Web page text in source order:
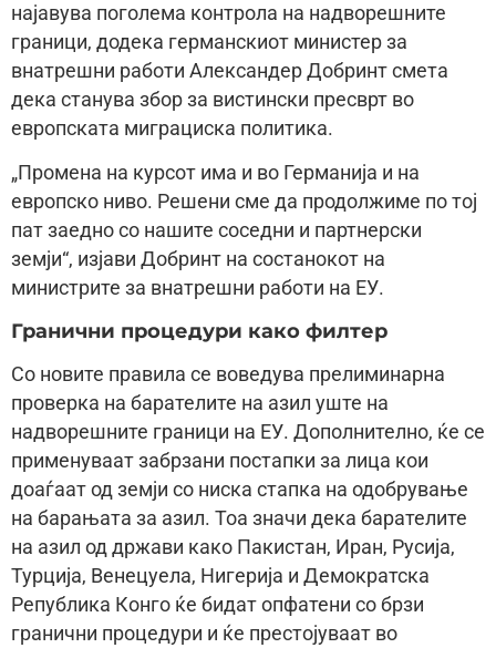
најавува поголема контрола на надворешните
граници, додека германскиот министер за
внатрешни работи Александер Добринт смета
дека станува збор за вистински пресврт во
европската миграциска политика.
„Промена на курсот има и во Германија и на
европско ниво. Решени сме да продолжиме по тој
пат заедно со нашите соседни и партнерски
земји“, изјави Добринт на состанокот на
министрите за внатрешни работи на ЕУ.
Гранични процедури како филтер
Со новите правила се воведува прелиминарна
проверка на барателите на азил уште на
надворешните граници на ЕУ. Дополнително, ќе се
применуваат забрзани постапки за лица кои
доаѓаат од земји со ниска стапка на одобрување
на барањата за азил. Тоа значи дека барателите
на азил од држави како Пакистан, Иран, Русија,
Турција, Венецуела, Нигерија и Демократска
Република Конго ќе бидат опфатени со брзи
гранични процедури и ќе престојуваат во